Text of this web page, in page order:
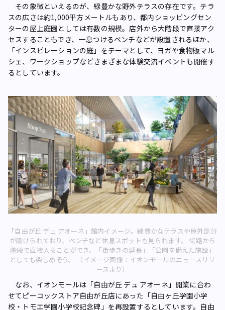
その象徴といえるのが、緑豊かな野外テラスの存在です。テラ
スの広さは約1,000平方メートルもあり、都内ショッピングセン
ターの屋上庭園としては有数の規模。店外から大階段で直接アク
セスすることもでき、一息つけるベンチなどが設置されるほか、
「インスピレーションの庭」をテーマとして、ヨガや食物販マル
シェ、ワークショップなどさまざまな体験交流イベントも開催す
るとしています。
「自由が丘 デュ アオーネ」館内イメージ。緑豊かなテラスや屋外部分
が設けられており、ベンチなど休息スポットも見られます。 街路から
階段で直接入ることができ、「街歩きの延長」「公園を備えた施設」
としても楽しめそう。 （イメージ画像：イオンモールのニュースリリ
ースより）
なお、イオンモールは「自由が丘 デュ アオーネ」開業に合わ
せてピーコックストア自由が丘店にあった「自由ヶ丘学園小学
校・トモエ学園小学校記念碑」を再設置するとしています。自由